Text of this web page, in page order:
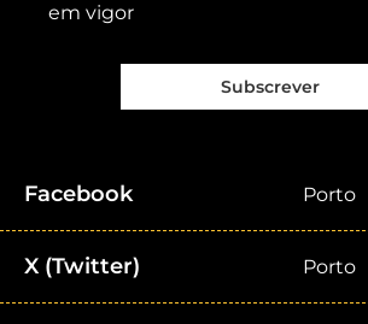
em vigor
Subscrever
Facebook Porto
X (Twitter) Porto